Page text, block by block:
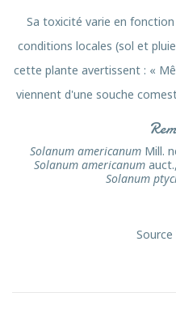
Sa toxicité varie en
conditions locales (sol et
cette plante avertissent : «
viennent d'une souche
Solanum americanumMill.
Solanum americanum
Solanum
Source